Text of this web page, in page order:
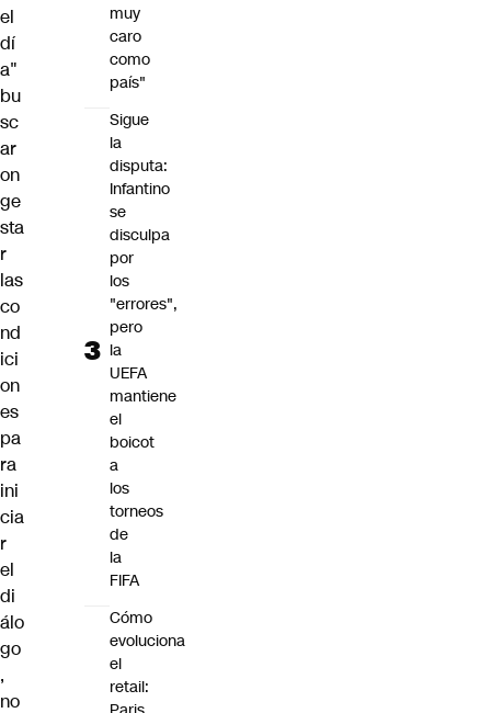
el
dí
a"
bu
sc
ar
on
ge
sta
r
las
co
nd
ici
on
es
pa
ra
ini
cia
r
el
di
álo
go
,
no
muy
caro
como
país"
Sigue
la
disputa:
Infantino
se
disculpa
por
los
"errores",
pero
la
UEFA
mantiene
el
boicot
a
los
torneos
de
la
FIFA
Cómo
evoluciona
el
retail: